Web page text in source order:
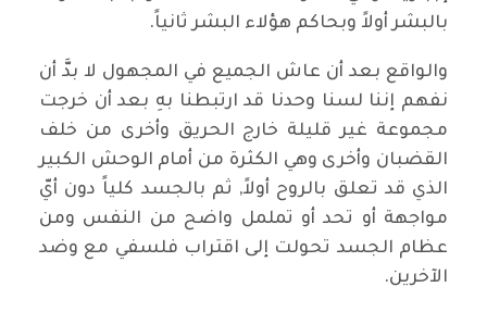
بالبشر أولاً وبحاكم هؤلاء البشر ثانياً.
والواقع بعد أن عاش الجميع في المجهول لا بدَّ أن
نفهم إننا لسنا وحدنا قد ارتبطنا بهِ بعد أن خرجت
مجموعة غير قليلة خارج الحريق وأخرى من خلف
القضبان وأخرى وهي الكثرة من أمام الوحش الكبير
الذي قد تعلق بالروح أولاً, ثم بالجسد كلياً دون أيّ
مواجهة أو تحد أو تململ واضح من النفس ومن
عظام الجسد تحولت إلى اقتراب فلسفي مع وضد
الآخرين.